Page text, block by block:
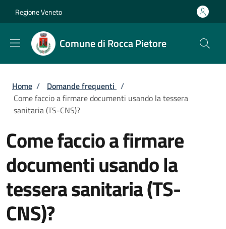
Regione Veneto
Comune di Rocca Pietore
Briciole di pane
Home / Domande frequenti /
Come faccio a firmare documenti usando la tessera
sanitaria (TS-CNS)?
Come faccio a firmare
documenti usando la
tessera sanitaria (TS-
CNS)?